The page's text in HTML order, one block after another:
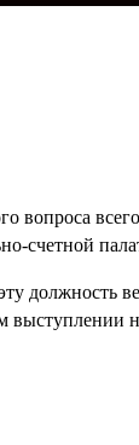
вопроса
счетной
должность
выступлении